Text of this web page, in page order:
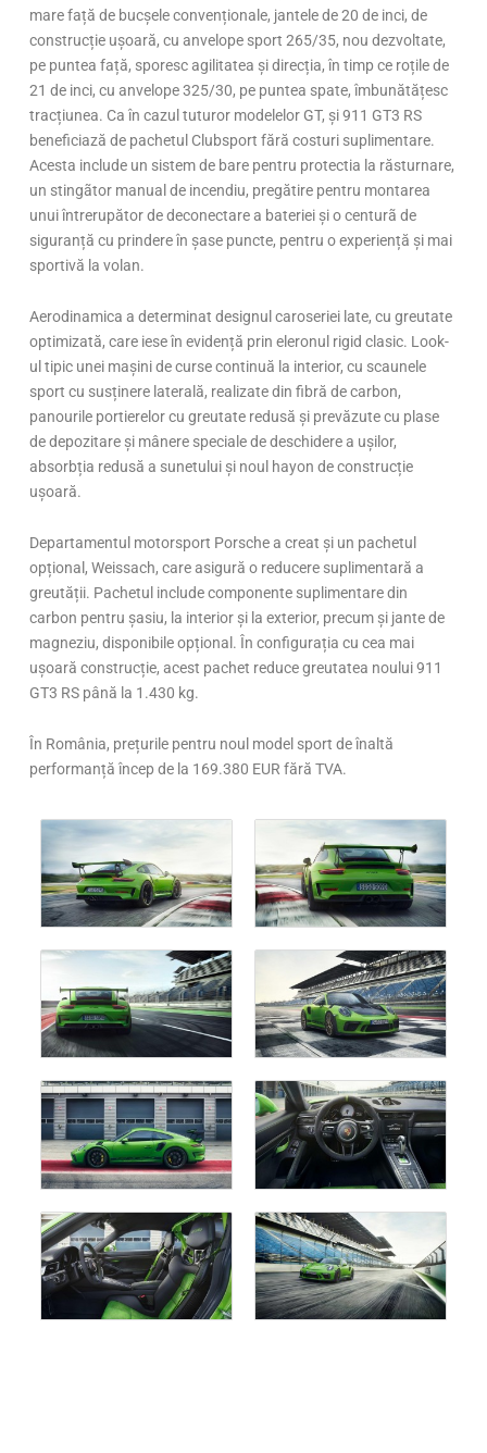
mare față de bucșele convenționale, jantele de 20 de inci, de
construcție ușoară, cu anvelope sport 265/35, nou dezvoltate,
pe puntea față, sporesc agilitatea și direcția, în timp ce roțile de
21 de inci, cu anvelope 325/30, pe puntea spate, îmbunătățesc
tracțiunea. Ca în cazul tuturor modelelor GT, și 911 GT3 RS
beneficiază de pachetul Clubsport fără costuri suplimentare.
Acesta include un sistem de bare pentru protectia la răsturnare,
un stingãtor manual de incendiu, pregătire pentru montarea
unui întrerupător de deconectare a bateriei și o centurã de
siguranță cu prindere în șase puncte, pentru o experiență și mai
sportivă la volan.
Aerodinamica a determinat designul caroseriei late, cu greutate
optimizată, care iese în evidență prin eleronul rigid clasic. Look-
ul tipic unei mașini de curse continuă la interior, cu scaunele
sport cu susținere laterală, realizate din fibră de carbon,
panourile portierelor cu greutate redusă și prevăzute cu plase
de depozitare și mânere speciale de deschidere a ușilor,
absorbția redusă a sunetului și noul hayon de construcție
ușoară.
Departamentul motorsport Porsche a creat și un pachetul
opțional, Weissach, care asigură o reducere suplimentară a
greutății. Pachetul include componente suplimentare din
carbon pentru șasiu, la interior și la exterior, precum și jante de
magneziu, disponibile opțional. În configurația cu cea mai
ușoară construcție, acest pachet reduce greutatea noului 911
GT3 RS până la 1.430 kg.
În România, prețurile pentru noul model sport de înaltă
performanță încep de la 169.380 EUR fără TVA.